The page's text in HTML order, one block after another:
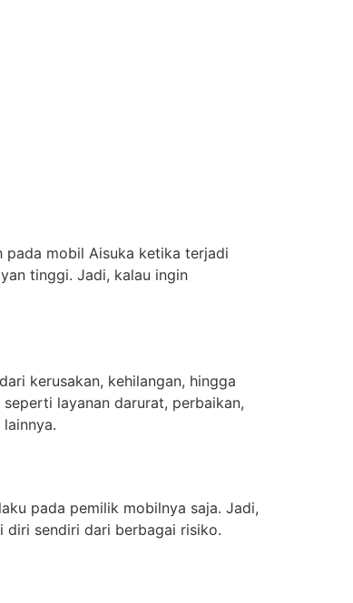
pada mobil Aisuka ketika terjadi
tinggi. Jadi, kalau ingin
kerusakan, kehilangan, hingga
layanan darurat, perbaikan,
pada pemilik mobilnya saja. Jadi,
diri sendiri dari berbagai risiko.